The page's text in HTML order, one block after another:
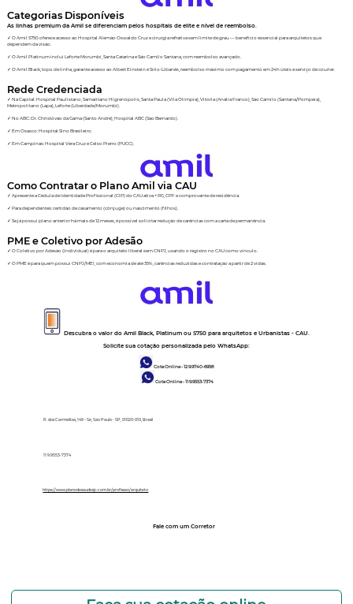
Categorias Disponíveis
As linhas premium da Amil se diferenciam pelos hospitais de elite e nível de reembolso.
✓ O Amil S750 oferece acesso ao Hospital Alemão Oswaldo Cruz e cirurgia refrativa sem limite de grau — benefício essencial para arquitetos que
dependem da visão.
✓ O Amil Platinum inclui Leforte Morumbi, Santa Catarina e São Camilo Santana, com reembolso avançado.
✓ O Amil Black, topo de linha, garante acesso ao Albert Einstein e Sírio-Libanês, reembolso máximo com pagamento em 24h úteis e serviço de courier.
Rede Credenciada
✓ Na Capital: Hospital Paulistano, Samaritano Higienópolis, Santa Paula (Vila Olímpia), Vitória (Anália Franco), São Camilo (Santana/Pompeia),
Metropolitano (Lapa), Leforte (Liberdade/Morumbi).
✓ No ABC: Dr. Christóvão da Gama (Santo André), Hospital ABC (São Bernardo).
✓ Em Osasco: Hospital Sino Brasileiro.
✓ Em Campinas: Hospital Vera Cruz e Celso Pierro (PUCC).
Como Contratar o Plano Amil via CAU
✓ Apresente a Cédula de Identidade Profissional (CIP) do CAU ativa + RG, CPF e comprovante de residência.
✓ Para dependentes: certidão de casamento (cônjuge) ou nascimento (filhos).
✓ Se já possui plano anterior há mais de 12 meses, é possível solicitar redução de carências com a carta de permanência.
PME e Coletivo por Adesão
✓ O Coletivo por Adesão (Individual) é para o arquiteto liberal sem CNPJ, usando o registro no CAU como vínculo.
✓ O PME é para quem possui CNPJ/MEI, com economia de até 35%, carências reduzidas e contratação a partir de 2 vidas.
Descubra o valor do Amil Black, Platinum ou S750 para arquitetos e Urbanistas - CAU.
Solicite sua cotação personalizada pelo WhatsApp:
Cote Online - 12 9.9740-6958
Cote Online - 11 9.9553-7374
R. dos Carmelitas, 149 - Sé, São Paulo - SP, 01020-010, Brasil
11 9.9553-7374
https://www.planodesaudesjc.com.br/profissao/arquiteto
Fale com um Corretor